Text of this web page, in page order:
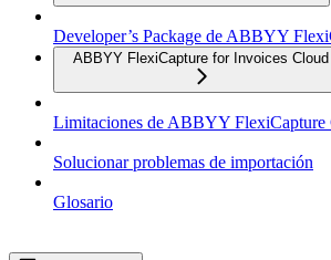
Developer’s Package de ABBYY
ABBYY FlexiCapture for Invoices Cloud
Limitaciones de ABBYY FlexiCapture
Solucionar problemas de importación
Glosario